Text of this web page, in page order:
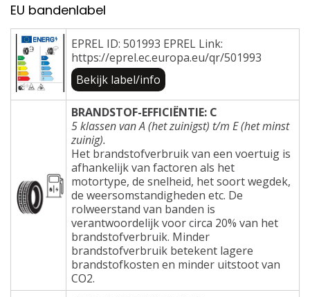
EU bandenlabel
EPREL ID: 501993 EPREL Link:
https://eprel.ec.europa.eu/qr/501993
Bekijk label/info
BRANDSTOF-EFFICIËNTIE: C
5 klassen van A (het zuinigst) t/m E (het minst
zuinig).
Het brandstofverbruik van een voertuig is
afhankelijk van factoren als het
motortype, de snelheid, het soort wegdek,
de weersomstandigheden etc. De
rolweerstand van banden is
verantwoordelijk voor circa 20% van het
brandstofverbruik. Minder
brandstofverbruik betekent lagere
brandstofkosten en minder uitstoot van
CO2.